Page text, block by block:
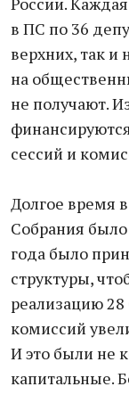
в ПС по 36
верхних, так
на
не получают.
сессий и
Долгое время
Собрания
года было
структуры,
реализацию
комиссий
И это были не
капитальные.